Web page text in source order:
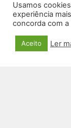
Usamos
experiência
concorda com a
Aceito Ler